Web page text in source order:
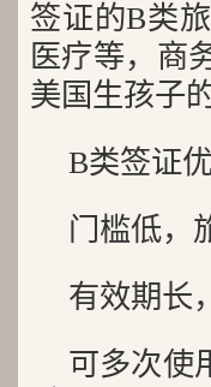
签证的B类
医疗等，商
美国生孩子
B类签证优
门槛低，
有效期长
可多次使